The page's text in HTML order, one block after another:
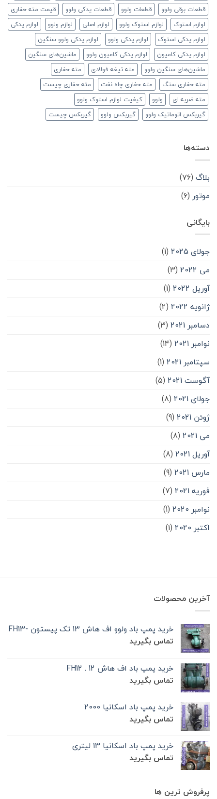
قطعات برقی ولوو قطعات ولوو قطعات یدکی ولوو
قیمت مته حفاری
لوازم استوک
لوازم استوک ولوو لوازم اصلی لوازم ولوو
لوازم یدکی
لوازم یدکی استوک
لوازم یدکی ولوو
لوازم یدکی ولوو سنگین
لوازم یدکی کامیون
لوازم یدکی کامیون ولوو
ماشین‌های سنگین
ماشین‌های سنگین ولوو
مته تیغه فولادی
مته حفاری
مته حفاری سنگ
مته حفاری چاه نفت
مته حفاری چیست
مته ضربه ای
ولوو
کیفیت لوازم استوک ولوو
گیربکس اتوماتیک ولوو
گیربکس ولوو گیربکس چیست
دسته‌ها
بلاگ (۷۶)
موتور (۶)
بایگانی
جولای 2025
(1)
می 2022
(3)
آوریل 2022
(1)
ژانویه 2022
(2)
دسامبر 2021
(3)
نوامبر 2021
(14)
سپتامبر 2021
(1)
آگوست 2021
(5)
جولای 2021
(8)
ژوئن 2021
(9)
می 2021
(8)
آوریل 2021
(8)
مارس 2021
(9)
فوریه 2021
(7)
نوامبر 2020
(1)
اکتبر 2020
(1)
آخرین محصولات
خرید پمپ باد ولوو اف هاش 13 تک‌ پیستون -FH13
تماس بگیرید
خرید پمپ باد اف هاش 12 ـ FH12
تماس بگیرید
خرید پمپ باد اسکانیا 2000
تماس بگیرید
خرید پمپ باد اسکانیا 13 لیتری
تماس بگیرید
پرفروش ترین ها